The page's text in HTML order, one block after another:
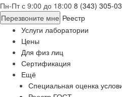
Пн-Пт с 9:00 до 18:00 8 (343) 305-
Перезвоните мне Реестр
Услуги лаборатории
Цены
Для физ лиц
Сертификация
Ещё
Специальная оценка